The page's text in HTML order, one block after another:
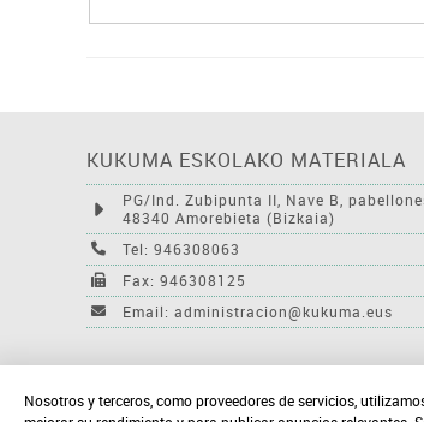
KUKUMA ESKOLAKO MATERIALA
PG/Ind. Zubipunta II, Nave B,
48340 Amorebieta (Bizkaia)
Tel: 946308063
Fax: 946308125
Email: administracion@kukuma.eus
Nosotros y terceros, como proveedores de servicios,